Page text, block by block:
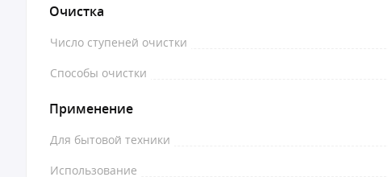
Очистка
Число ступеней очистки
Способы очистки
Применение
Для бытовой техники
Использование